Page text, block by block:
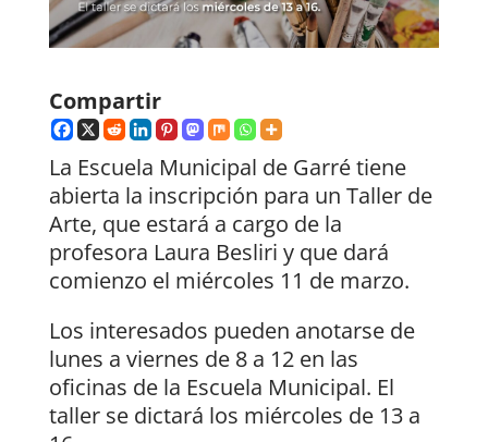
Compartir
La Escuela Municipal de Garré tiene
abierta la inscripción para un Taller de
Arte, que estará a cargo de la
profesora Laura Besliri y que dará
comienzo el miércoles 11 de marzo.
Los interesados pueden anotarse de
lunes a viernes de 8 a 12 en las
oficinas de la Escuela Municipal. El
taller se dictará los miércoles de 13 a